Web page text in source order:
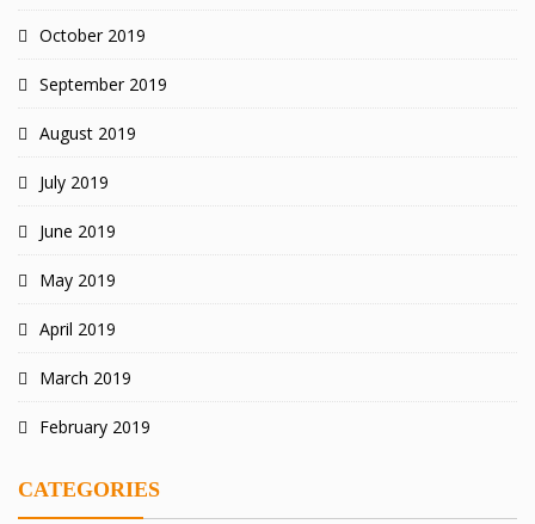
October 2019
September 2019
August 2019
July 2019
June 2019
May 2019
April 2019
March 2019
February 2019
CATEGORIES